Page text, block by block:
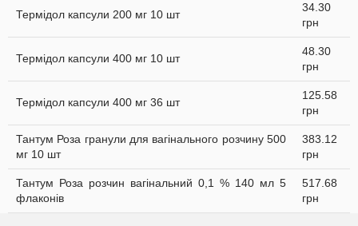
Термідол капсули 200 мг 10 шт
34.30
грн
Термідол капсули 400 мг 10 шт
48.30
грн
Термідол капсули 400 мг 36 шт
125.58
грн
Тантум Роза гранули для вагінального розчину 500
мг 10 шт
383.12
грн
Тантум Роза розчин вагінальний 0,1 % 140 мл 5
флаконів
517.68
грн